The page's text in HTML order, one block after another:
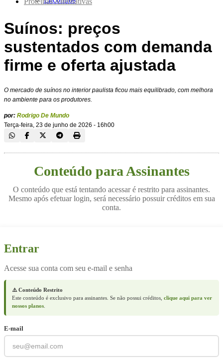
Suínos: preços
sustentados com demanda
firme e oferta ajustada
O mercado de suínos no interior paulista ficou mais equilibrado, com melhora
no ambiente para os produtores.
por: Rodrigo De Mundo
Terça-feira, 23 de junho de 2026 - 16h00
Conteúdo para Assinantes
O conteúdo que está tentando acessar é restrito para assinantes.
Mesmo após efetuar login, será necessário possuir créditos em sua
conta.
Entrar
Acesse sua conta com seu e-mail e senha
⚠️ Conteúdo Restrito
Este conteúdo é exclusivo para assinantes. Se não possui créditos, clique aqui para ver
nossos planos
E-mail